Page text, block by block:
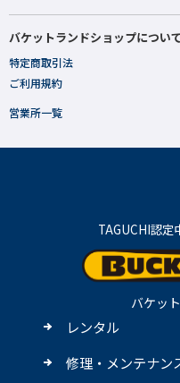
バケットランドショップについ
特定商取引法
ご利用規約
営業所一覧
TAGUCHI認定
バケッ
レンタル
修理・メンテナン